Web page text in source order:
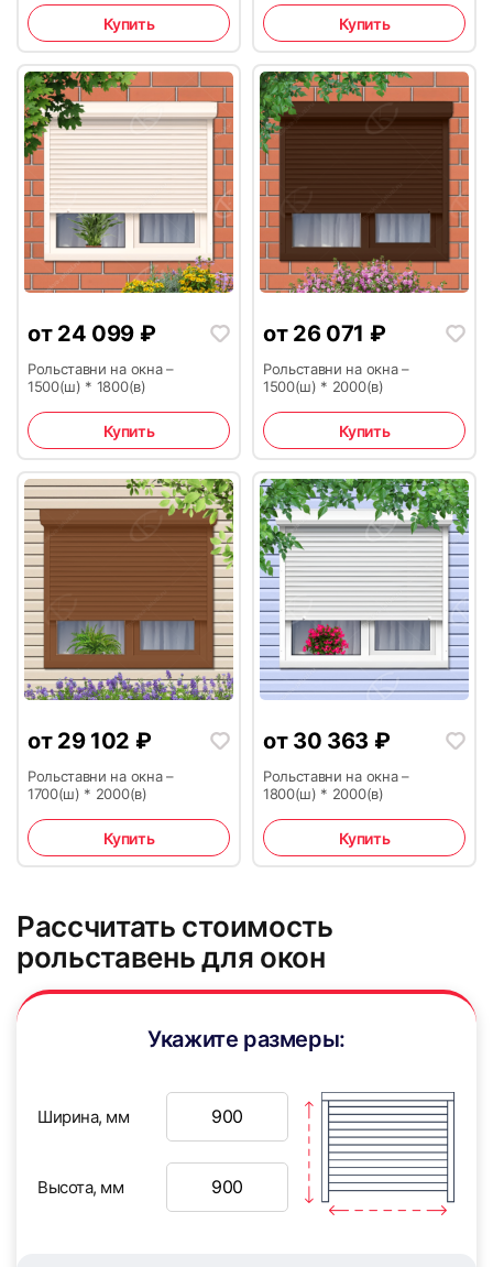
37 38
39 40
41 42
43 44
45 46
47 48
50
Купить Купить
от 24 099 ₽
Рольставни на окна –
1500(ш) * 1800(в)
Купить
от 26 071 ₽
Рольставни на окна –
1500(ш) * 2000(в)
Купить
от 29 102 ₽
Рольставни на окна –
1700(ш) * 2000(в)
Купить
от 30 363 ₽
Рольставни на окна –
1800(ш) * 2000(в)
Купить
Рассчитать стоимость
рольставень для окон
Укажите размеры:
Ширина, мм
Высота, мм